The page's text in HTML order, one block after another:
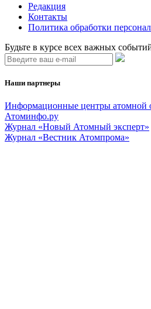
Редакция
Контакты
Политика обработки
Будьте в курсе всех важных
Наши партнеры
Информационные центры атомной
Атоминфо.ру
Журнал «Новый Атомный эксперт»
Журнал «Вестник Атомпрома»